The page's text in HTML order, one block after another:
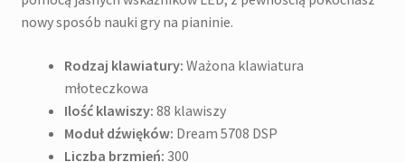
nowy sposób nauki gry na pianinie.
Rodzaj klawiatury: Ważona klawiatura
młoteczkowa
Ilość klawiszy: 88 klawiszy
Moduł dźwięków: Dream 5708 DSP
Liczba brzmień: 300